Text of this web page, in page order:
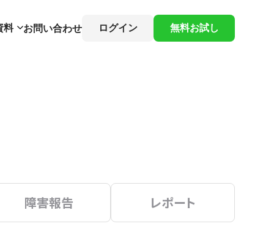
料 お問い合わせ ログイン 無料お試し
障害報告 レポート